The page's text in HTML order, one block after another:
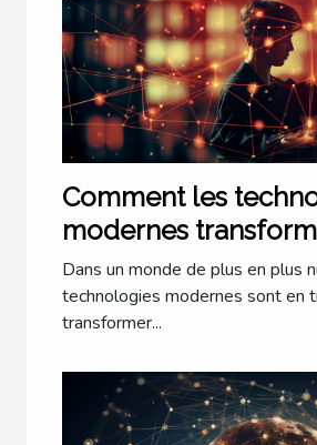
Comment les
modernes
cabinets d'avocats à
Dans un monde de plus en plus
technologies modernes sont en
transformer...